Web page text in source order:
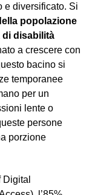
e diversificato. Si
popolazione
di disabilità
a crescere con
bacino si
temporanee
per un
lente o
persone
porzione